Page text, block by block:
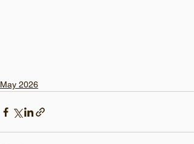
May 2026